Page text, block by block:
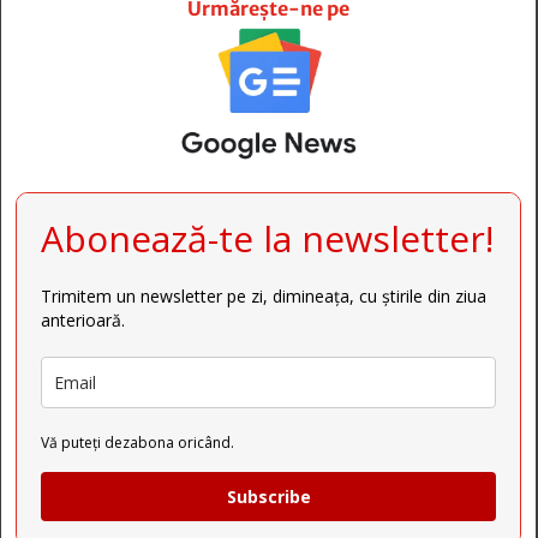
Urmărește-ne pe
Abonează-te la newsletter!
Trimitem un newsletter pe zi, dimineața, cu știrile din ziua
anterioară.
Vă puteți dezabona oricând.
Subscribe